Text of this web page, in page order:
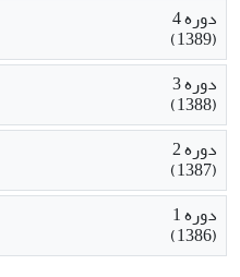
دوره 4
(1389)
دوره 3
(1388)
دوره 2
(1387)
دوره 1
(1386)